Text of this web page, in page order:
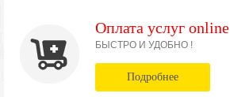
Оплата услуг online
БЫСТРО И УДОБНО !
Подробнее